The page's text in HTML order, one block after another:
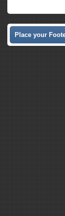
Place your